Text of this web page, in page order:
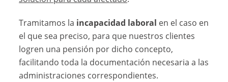
Tramitamos la incapacidad laboral en el caso en
el que sea preciso, para que nuestros clientes
logren una pensión por dicho concepto,
facilitando toda la documentación necesaria a las
administraciones correspondientes.